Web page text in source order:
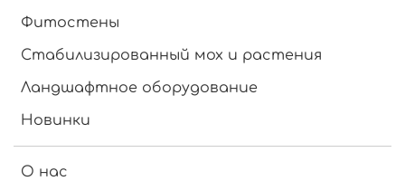
Фитостены
Стабилизированный мох и растения
Ландшафтное оборудование
Новинки
О нас